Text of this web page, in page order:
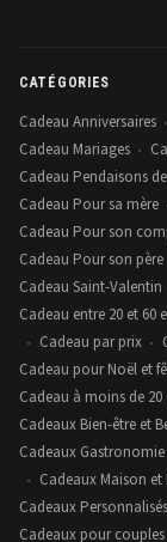
CATÉGORIES
Cadeau Anniversaires •
Cadeau Mariages •
Cadeau Pendaisons
Cadeau Pour sa mère
Cadeau Pour son
Cadeau Pour son père
Cadeau Saint-Valentin
Cadeau entre 20 et 60
• Cadeau par prix •
Cadeau pour Noël et
Cadeau à moins de 20
Cadeaux Bien-être et
Cadeaux Gastronomie
• Cadeaux Maison et
Cadeaux Personnalisés
Cadeaux pour couples